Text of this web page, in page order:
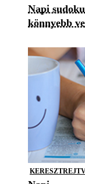
Napi
könnyebb